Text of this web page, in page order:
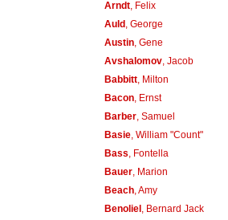
Arndt, Felix
Auld, George
Austin, Gene
Avshalomov, Jacob
Babbitt, Milton
Bacon, Ernst
Barber, Samuel
Basie, William "Count"
Bass , Fontella
Bauer, Marion
Beach, Amy
Benoliel, Bernard Jack